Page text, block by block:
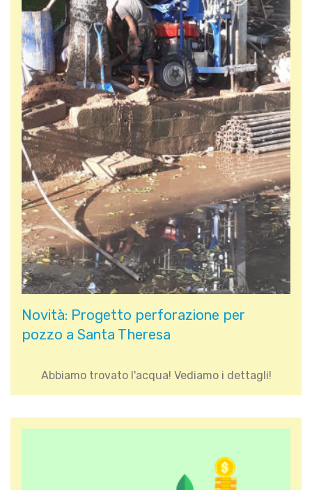
Novità: Progetto perforazione per
pozzo a Santa Theresa
Abbiamo trovato l'acqua! Vediamo i dettagli!